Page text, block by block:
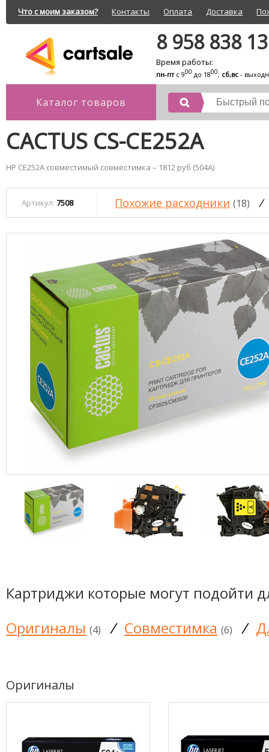
Что с моим заказом? Контакты Оплата Доставка
8 958 838
Время работы:
пн-птс 900 до 1800; сб,вс -
Каталог товаров
CACTUS CS-CE252A
HP CE252A совместимый совместимка – 1812 руб (504A)
Артикул: 7508 Похожие расходники (18) /
Картриджи которые могут подойти
Оригиналы (4) / Совместимка (6) /
Оригиналы